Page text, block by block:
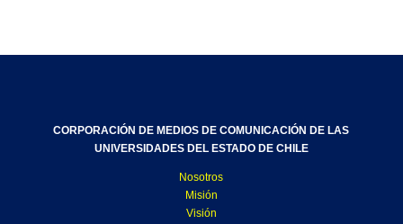
CORPORACIÓN DE MEDIOS DE COMUNICACIÓN DE LAS
UNIVERSIDADES DEL ESTADO DE CHILE
Nosotros
Misión
Visión